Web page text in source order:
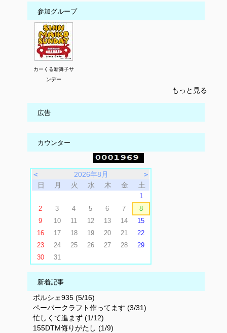
参加グループ
カーくる新舞子サ
ンデー
もっと見る
広告
カウンター
＜ 2026年8月
＞
日
月 火 水 木 金 土
1
2
3 4 5 6 7
8
9
10 11 12 13 14
15
16
17 18 19 20 21
22
23
24 25 26 27 28
29
30
31
新着記事
ポルシェ935 (5/16)
ペーパークラフト作ってます (3/31)
忙しくて進まず (1/12)
155DTM侮りがたし (1/9)